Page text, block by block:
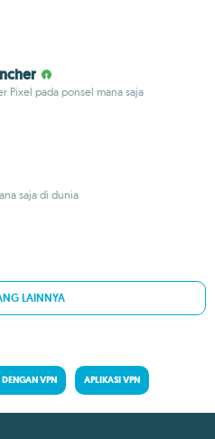
Pixel pada ponsel mana saja
saja di dunia
LAINNYA
DENGAN VPN APLIKASI VPN